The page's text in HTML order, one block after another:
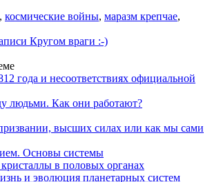
, космические войны, маразм крепчае,
Кругом враги :-)
года и несоответствиях официальной
людьми. Как они работают?
высших силах или как мы сами
Основы системы
в половых органах
и эволюция планетарных систем